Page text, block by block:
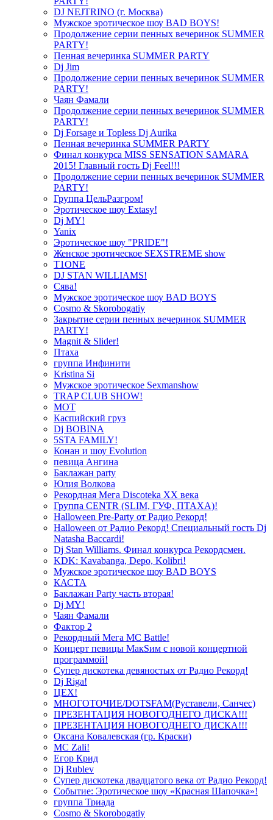
DJ NEJTRINO (г. Москва)
Мужское эротическое шоу BAD BOYS!
Продолжение серии пенных вечеринок SUMMER
PARTY!
Пенная вечеринка SUMMER PARTY
Dj Jim
Продолжение серии пенных вечеринок SUMMER
PARTY!
Чаян Фамали
Продолжение серии пенных вечеринок SUMMER
PARTY!
Dj Forsage и Topless Dj Aurika
Пенная вечеринка SUMMER PARTY
Финал конкурса MISS SENSATION SAMARA
2015! Главный гость Dj Feel!!!
Продолжение серии пенных вечеринок SUMMER
PARTY!
Группа ЦельРазгром!
Эротическое шоу Extasy!
Dj MY!
Yanix
Эротическое шоу "PRIDE"!
Женское эротическое SEXSTREME show
T1ONE
DJ STAN WILLIAMS!
Сява!
Мужское эротическое шоу BAD BOYS
Cosmo & Skorobogatiy
Закрытие серии пенных вечеринок SUMMER
PARTY!
Magnit & Slider!
Птаха
группа Инфинити
Kristina Si
Мужское эротическое Sexmanshow
TRAP CLUB SHOW!
МОТ
Каспийский груз
Dj BOBINA
5STA FAMILY!
Конан и шоу Evolution
певица Ангина
Баклажан party
Юлия Волкова
Рекордная Мега Discoteka XX века
Группа CENTR (SLIM, ГУФ, ПТАХА)!
Halloween Pre-Party от Радио Рекорд!
Halloween от Радио Рекорд! Специальный гость Dj
Natasha Baccardi!
Dj Stan Williams. Финал конкурса Рекордсмен.
KDK: Kavabanga, Depo, Kolibri!
Мужское эротическое шоу BAD BOYS
КАСТА
Баклажан Party часть вторая!
Dj MY!
Чаян Фамали
Фактор 2
Рекордный Мега МС Battle!
Концерт певицы МакSим с новой концертной
программой!
Супер дискотека девяностых от Радио Рекорд!
Dj Riga!
ЦЕХ!
МНОГОТОЧИЕ/DOTSFAM(Руставели, Санчес)
ПРЕЗЕНТАЦИЯ НОВОГОДНЕГО ДИСКА!!!
ПРЕЗЕНТАЦИЯ НОВОГОДНЕГО ДИСКА!!!
Оксана Ковалевская (гр. Краски)
MC Zali!
Егор Крид
Dj Rublev
Супер дискотека двадцатого века от Радио Рекорд!
Событие: Эротическое шоу «Красная Шапочка»!
группа Триада
Cosmo & Skorobogatiy